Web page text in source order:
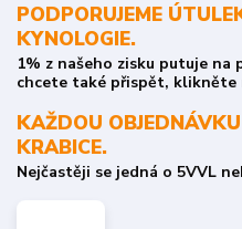
PODPORUJEME
KYNOLOGIE.
1% z našeho zisku putuje na
chcete také přispět, klikněte
KAŽDOU
KRABICE.
Nejčastěji se jedná o 5VVL